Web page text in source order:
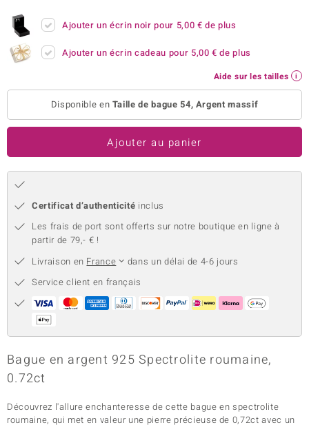
Collection
Ajouter un écrin noir pour 5,00 € de plus
Ajouter un écrin cadeau pour 5,00 € de plus
Aide sur les tailles
Disponible en Taille de bague 54, Argent massif
Ajouter au panier
Certificat d’authenticité inclus
Les frais de port sont offerts sur notre boutique en ligne à
partir de 79,- € !
Livraison en France
dans un délai de 4-6 jours
Service client en français
Bague en argent 925 Spectrolite roumaine,
0.72ct
Découvrez l'allure enchanteresse de cette bague en spectrolite
roumaine, qui met en valeur une pierre précieuse de 0,72ct avec un